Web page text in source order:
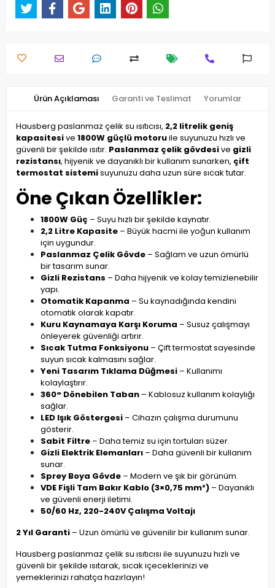
Ürün Açıklaması Garanti ve Teslimat Yorumlar
Hausberg paslanmaz çelik su ısıtıcısı, 2,2 litrelik geniş
kapasitesive 1800W güçlü motoruile suyunuzu hızlı ve
güvenli bir şekilde ısıtır. Paslanmaz çelik gövdesive gizli
rezistansı, hijyenik ve dayanıklı bir kullanım sunarken, çift
termostat sistemisuyunuzu daha uzun süre sıcak tutar.
Öne Çıkan Özellikler:
1800W Güç – Suyu hızlı bir şekilde kaynatır.
2,2 Litre Kapasite – Büyük hacmi ile yoğun kullanım
için uygundur.
Paslanmaz Çelik Gövde – Sağlam ve uzun ömürlü
bir tasarım sunar.
Gizli Rezistans – Daha hijyenik ve kolay temizlenebilir
yapı.
Otomatik Kapanma – Su kaynadığında kendini
otomatik olarak kapatır.
Kuru Kaynamaya Karşı Koruma – Susuz çalışmayı
önleyerek güvenliği artırır.
Sıcak Tutma Fonksiyonu – Çift termostat sayesinde
suyun sıcak kalmasını sağlar.
Yeni Tasarım Tıklama Düğmesi – Kullanımı
kolaylaştırır.
360° Dönebilen Taban – Kablosuz kullanım kolaylığı
sağlar.
LED Işık Göstergesi – Cihazın çalışma durumunu
gösterir.
Sabit Filtre – Daha temiz su için tortuları süzer.
Gizli Elektrik Elemanları – Daha güvenli bir kullanım
sunar.
Sprey Boya Gövde – Modern ve şık bir görünüm.
VDE Fişli Tam Bakır Kablo (3×0,75 mm²) – Dayanıklı
ve güvenli enerji iletimi.
50/60 Hz, 220-240V Çalışma Voltajı
2 Yıl Garanti – Uzun ömürlü ve güvenilir bir kullanım sunar.
Hausberg paslanmaz çelik su ısıtıcısı ile suyunuzu hızlı ve
güvenli bir şekilde ısıtarak, sıcak içeceklerinizi ve
yemeklerinizi rahatça hazırlayın!